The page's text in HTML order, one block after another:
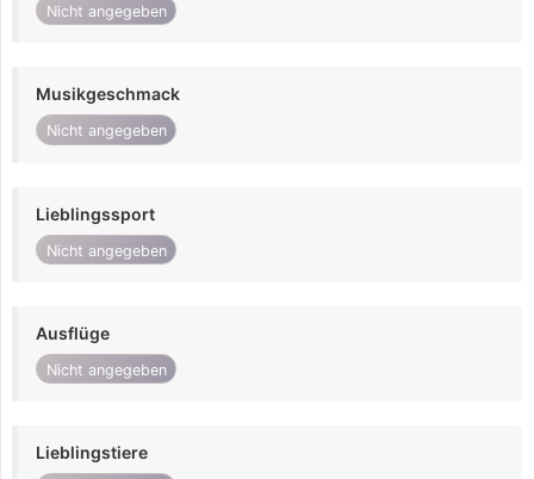
Nicht angegeben
Musikgeschmack
Nicht angegeben
Lieblingssport
Nicht angegeben
Ausflüge
Nicht angegeben
Lieblingstiere